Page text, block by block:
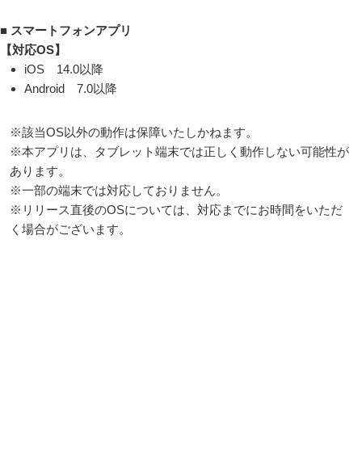
■ スマートフォンアプリ
【対応OS】
iOS 14.0以降
Android 7.0以降
※該当OS以外の動作は保障いたしかねます。
※本アプリは、タブレット端末では正しく動作しない可能性が
あります。
※一部の端末では対応しておりません。
※リリース直後のOSについては、対応までにお時間をいただ
く場合がございます。